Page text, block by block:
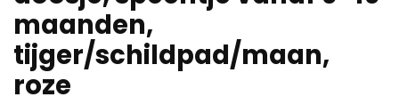
maanden,
tijger/schildpad/maan,
roze